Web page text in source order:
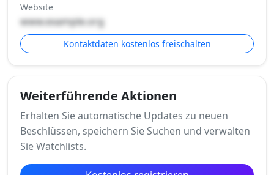
Website
www.example.org
Kontaktdaten kostenlos freischalten
Weiterführende Aktionen
Erhalten Sie automatische Updates zu neuen
Beschlüssen, speichern Sie Suchen und verwalten
Sie Watchlists.